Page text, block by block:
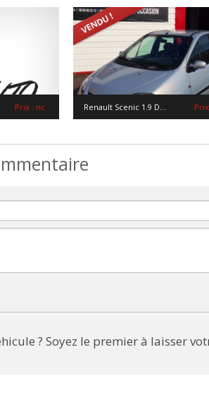
Prix : nc Renault Scenic 1.9 D...
? Soyez le premier à laisser